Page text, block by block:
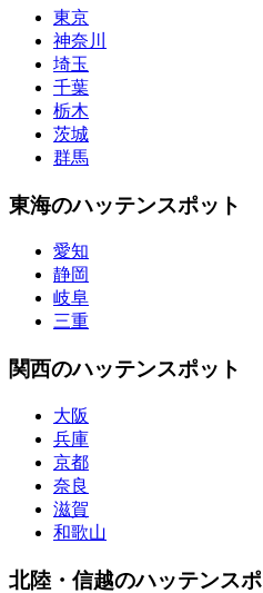
東京
神奈川
埼玉
千葉
栃木
茨城
群馬
東海のハッテンスポット
愛知
静岡
岐阜
三重
関西のハッテンスポット
大阪
兵庫
京都
奈良
滋賀
和歌山
北陸・信越のハッテンス